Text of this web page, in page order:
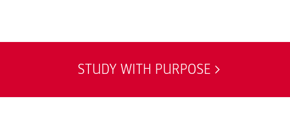
STUDY WITH PURPOSE